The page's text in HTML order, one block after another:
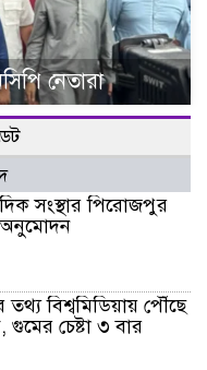
নেতারা
সংস্থার পিরোজপুর
অনুমোদন
তথ্য বিশ্বমিডিয়ায় পৌঁছে
চেষ্টা ৩ বার